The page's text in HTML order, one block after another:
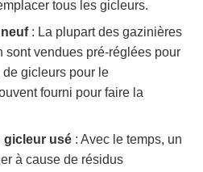
tous les gicleurs.
: La plupart des gazinières
sont vendues pré-réglées pour
de gicleurs pour le
fourni pour faire la
gicleur usé : Avec le temps, un
à cause de résidus